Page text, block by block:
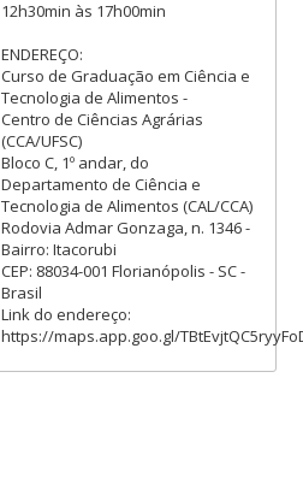
12h30min às 17h00min
ENDEREÇO:
Curso de Graduação em Ciência e
Tecnologia de Alimentos -
Centro de Ciências Agrárias
(CCA/UFSC)
Bloco C, 1º andar, do
Departamento de Ciência e
Tecnologia de Alimentos (CAL/CCA)
Rodovia Admar Gonzaga, n. 1346 -
Bairro: Itacorubi
CEP: 88034-001 Florianópolis - SC -
Brasil
Link do endereço:
https://maps.app.goo.gl/